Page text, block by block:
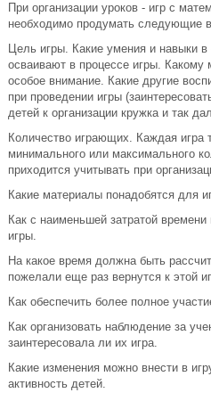
При организации уроков - игр с
необходимо продумать следующие
Цель игры. Какие умения и навыки в
осваивают в процессе игры. Какому
особое внимание. Какие другие
при проведении игры
детей к организации кружка и так
Количество играющих. Каждая игра
минимального или максимального
приходится учитывать при
Какие материалы понадобятся для
Как с наименьшей затратой
игры.
На какое время должна быть
пожелали еще раз вернутся к этой
Как обеспечить более полное
Как организовать наблюдение за
заинтересовала ли их игра.
Какие изменения можно внести в
активность детей.